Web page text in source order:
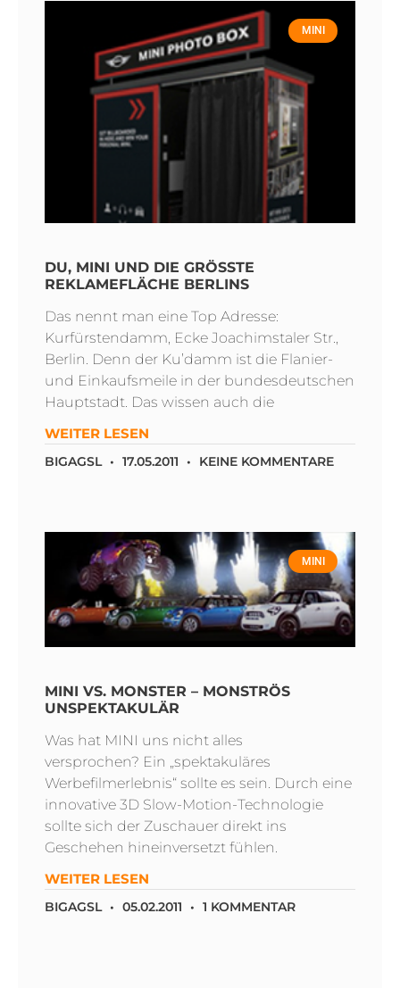
MINI
DU, MINI UND DIE GRÖSSTE R
EKLAMEFLÄCHE BERLINS
Das nennt man eine Top Adresse:
Kurfürstendamm, Ecke Joachimstaler Str.,
Berlin. Denn der Ku’damm ist die Flanier-
und Einkaufsmeile in der bundesdeutschen
Hauptstadt. Das wissen auch die
WEITER LESEN
BIGAGSL 17.05.2011 KEINE KOMMENTARE
MINI
MINI VS. MONSTER – MONSTRÖS
UNSPEKTAKULÄR
Was hat MINI uns nicht alles
versprochen? Ein „spektakuläres
Werbefilmerlebnis“ sollte es sein. Durch eine
innovative 3D Slow-Motion-Technologie
sollte sich der Zuschauer direkt ins
Geschehen hineinversetzt fühlen.
WEITER LESEN
BIGAGSL 05.02.2011 1 KOMMENTAR